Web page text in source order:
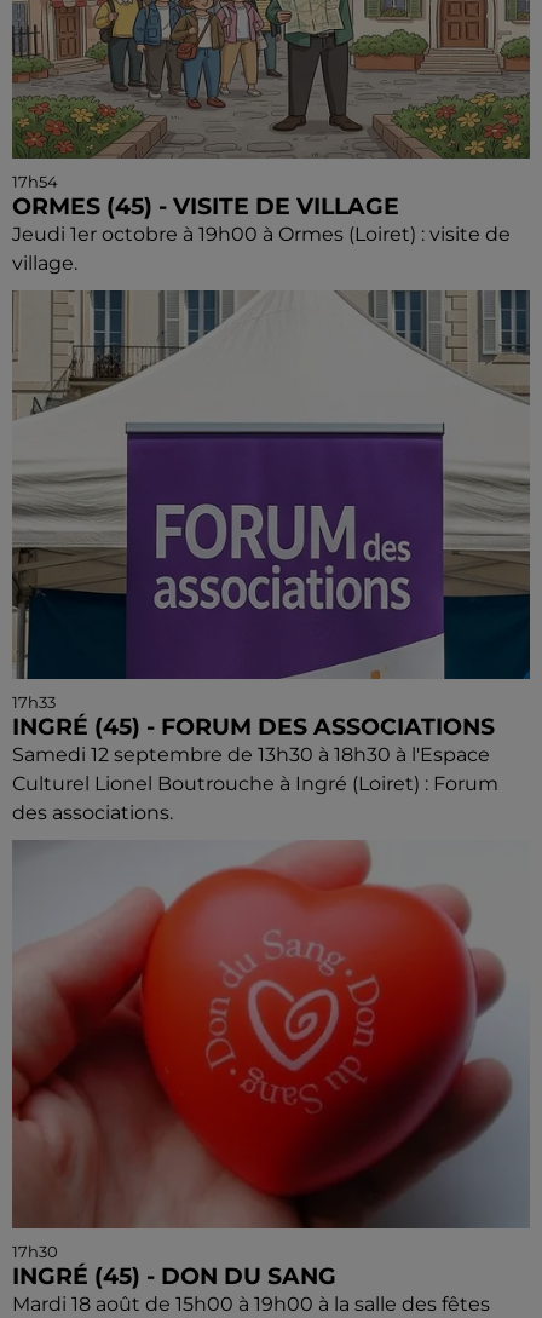
17h54
ORMES (45) - VISITE DE VILLAGE
Jeudi 1er octobre à 19h00 à Ormes (Loiret) : visite de
village.
17h33
INGRÉ (45) - FORUM DES ASSOCIATIONS
Samedi 12 septembre de 13h30 à 18h30 à l'Espace
Culturel Lionel Boutrouche à Ingré (Loiret) : Forum
des associations.
17h30
INGRÉ (45) - DON DU SANG
Mardi 18 août de 15h00 à 19h00 à la salle des fêtes